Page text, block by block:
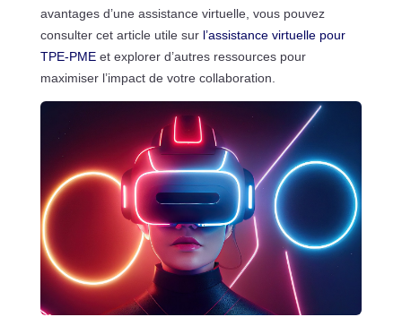
avantages d’une assistance virtuelle, vous pouvez
consulter cet article utile sur l’assistance virtuelle pour
TPE-PMEet explorer d’autres ressources pour
maximiser l’impact de votre collaboration.